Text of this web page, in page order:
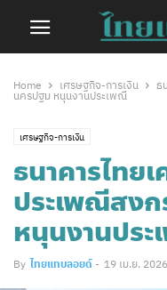
Home เศรษฐกิจ-การเงิน
ธ
นครปฐม หนุนงานประเพณี
เศรษฐกิจ-การเงิน
ธนาคารไทย
ประเพณีสง
หนุนงานปร
By ไทยแทบลอยด์ - 19 เม.ย. 2026